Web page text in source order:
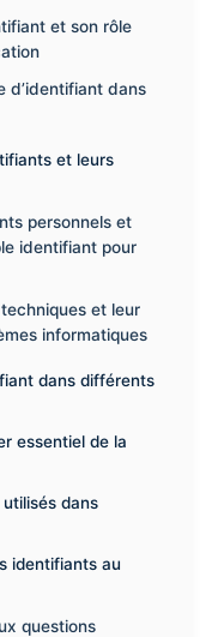
et son rôle
d’identifiant dans
et leurs
personnels et
identifiant pour
et leur
informatiques
dans différents
essentiel de la
dans
identifiants au
questions